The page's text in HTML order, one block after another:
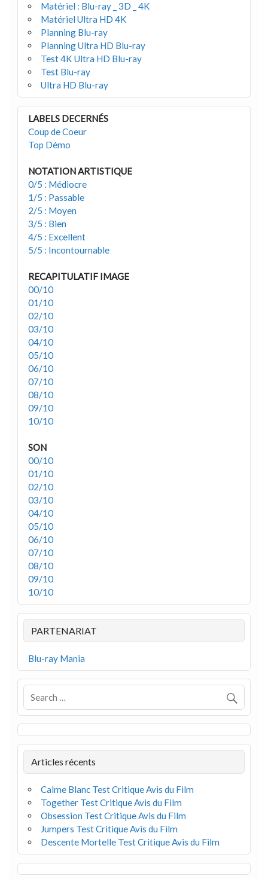
Matériel : Blu-ray _ 3D _ 4K
Matériel Ultra HD 4K
Planning Blu-ray
Planning Ultra HD Blu-ray
Test 4K Ultra HD Blu-ray
Test Blu-ray
Ultra HD Blu-ray
LABELS DECERNÉS
Coup de Coeur
Top Démo
NOTATION ARTISTIQUE
0/5 : Médiocre
1/5 : Passable
2/5 : Moyen
3/5 : Bien
4/5 : Excellent
5/5 : Incontournable
RECAPITULATIF IMAGE
00/10
01/10
02/10
03/10
04/10
05/10
06/10
07/10
08/10
09/10
10/10
SON
00/10
01/10
02/10
03/10
04/10
05/10
06/10
07/10
08/10
09/10
10/10
PARTENARIAT
Blu-ray Mania
Articles récents
Calme Blanc Test Critique Avis du Film
Together Test Critique Avis du Film
Obsession Test Critique Avis du Film
Jumpers Test Critique Avis du Film
Descente Mortelle Test Critique Avis du Film